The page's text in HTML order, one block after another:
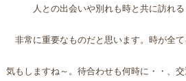
人との出会いや別れも時と共に訪れる
非常に重要なものだと思います。時が全て
気もしますね～。待合わせも何時に・・、